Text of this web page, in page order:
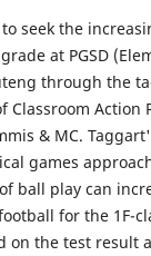
seek the
at PGSD
through the
Classroom Action
& MC.
games
ball play can
for the 1F-
on the test result